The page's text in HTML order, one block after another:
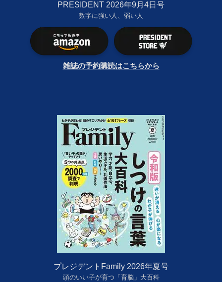
PRESIDENT 2026年9月4日号
数字に強い人、弱い人
雑誌の予約購読はこちらから
プレジデントFamily 2026年夏号
頭のいい子が育つ「育脳」大百科